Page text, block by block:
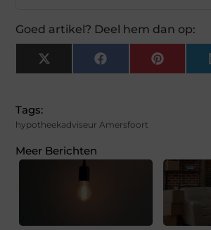
Goed artikel? Deel hem dan op:
X
(Twitter)
Facebook Pinterest
Tags:
hypotheekadviseur Amersfoort
Meer Berichten